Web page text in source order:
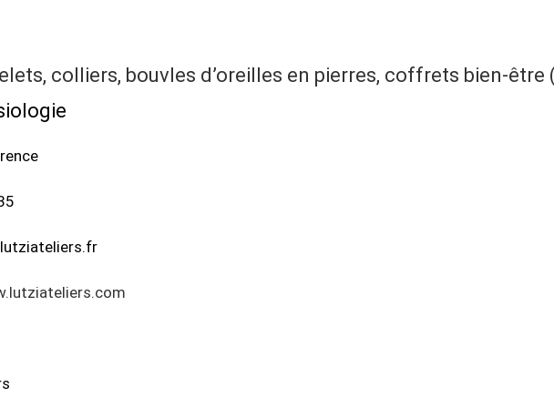
colliers, bouvles d’oreilles en pierres, coffrets bien-être